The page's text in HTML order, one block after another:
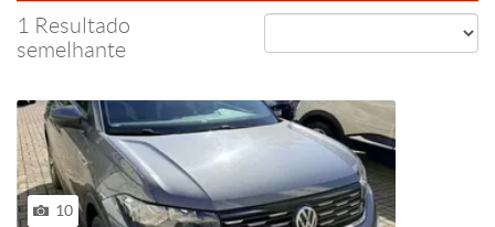
1 Resultado
semelhante
10